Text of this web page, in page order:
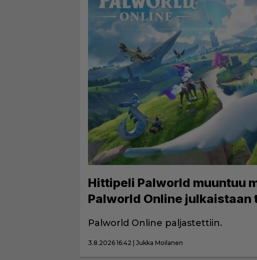
Hittipeli Palworld muuntuu
Palworld Online julkaistaan
Palworld Online paljastettiin.
3.8.2026 16:42 | Jukka Moilanen